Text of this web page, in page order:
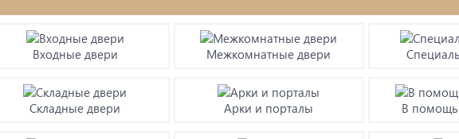
Элементы ковки
Лакокрасочные материалы
Электро-бензо инструменты
Облицовочная плитка
Мангалы
Входные двери Межкомнатные двери
Складные двери Арки и порталы В